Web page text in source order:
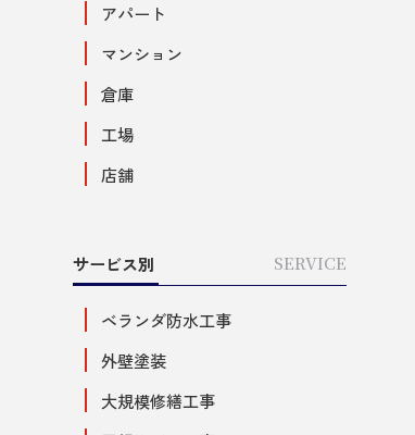
アパート
マンション
倉庫
工場
店舗
サービス別 SERVICE
ベランダ防水工事
外壁塗装
大規模修繕工事